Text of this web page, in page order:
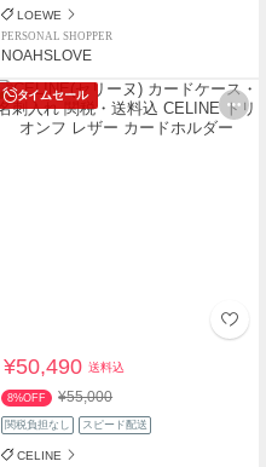
LOEWE
PERSONAL SHOPPER
NOAHSLOVE
タイムセール
¥50,490送料込
8%OFF ¥55,000
関税負担なし スピード配送
CELINE